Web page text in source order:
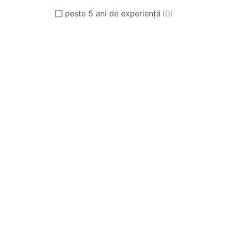
peste 5 ani de experiență (0)